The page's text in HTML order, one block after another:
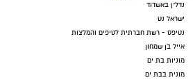
נדל"ן באשדוד
ישראל נט
נטיפס - רשת חברתית לטיפים והמלצות
אייל בן שמחון
מוניות בת ים
מונית בבת ים